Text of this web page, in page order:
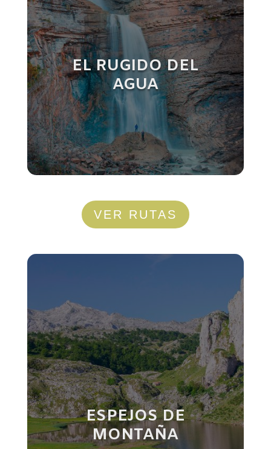
EL RUGIDO DEL
AGUA
VER RUTAS
ESPEJOS DE
MONTAÑA